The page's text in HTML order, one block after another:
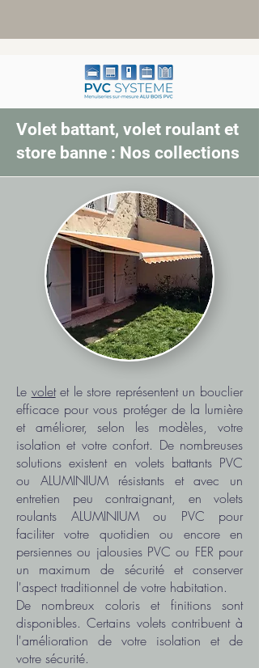
Volet battant, volet roulant et
store banne : Nos collections
Le voletet le store représentent un bouclier
efficace pour vous protéger de la lumière
et améliorer, selon les modèles, votre
isolation et votre confort. De nombreuses
solutions existent en volets battants PVC
ou ALUMINIUM résistants et avec un
entretien peu contraignant, en volets
roulants ALUMINIUM ou PVC pour
faciliter votre quotidien ou encore en
persiennes ou jalousies PVC ou FER pour
un maximum de sécurité et conserver
l'aspect traditionnel de votre habitation.
De nombreux coloris et finitions sont
disponibles. Certains volets contribuent à
l'amélioration de votre isolation et de
votre sécurité.